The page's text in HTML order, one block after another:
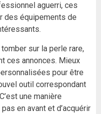
aguerri, ces
des équipements de
sur la perle rare,
ces annonces. Mieux
pour être
outil correspondant
une manière
en avant et d’acquérir